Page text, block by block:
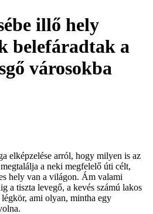
illő hely
belefáradtak a
városokba
elképzelése arról, hogy milyen is az
a neki megfelelő úti célt,
hely van a világon. Ám valami
a tiszta levegő, a kevés számú lakos
ami olyan, mintha egy